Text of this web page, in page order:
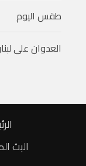
طقس اليوم
العدوان على
البث